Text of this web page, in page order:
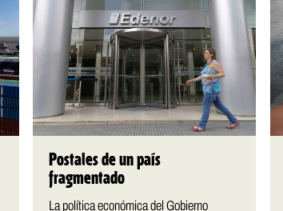
Postales de un país
fragmentado
La política económica del Gobierno
MULTIMEDIA
60º aniversario de Acción.
Periodismo con historia